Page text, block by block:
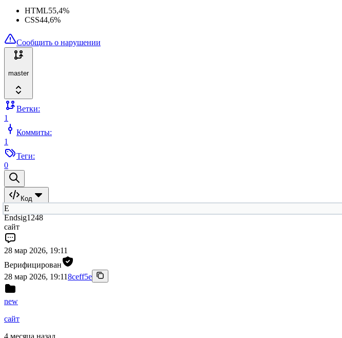
HTML55,4%
CSS44,6%
Сообщить о нарушении
master
Ветки:
1
Коммиты:
1
Теги:
0
Код
E
Endsig1248
сайт
28 мар 2026, 19:11
Верифицирован
28 мар 2026, 19:118ceff5e
new
сайт